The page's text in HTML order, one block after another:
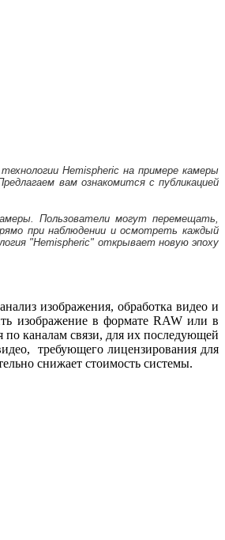
Hemispheric на примере камеры
вам ознакомится с публикацией
Пользователи могут перемещать,
при наблюдении и осмотреть каждый
"Hemispheric" открывает новую эпоху
изображения, обработка видео и
изображение в формате RAW или в
по каналам связи, для их последующей
требующего лицензирования для
снижает стоимость системы.